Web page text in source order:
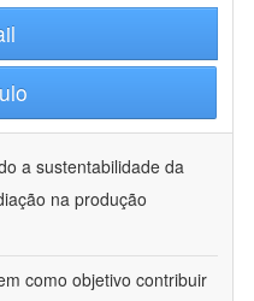
a sustentabilidade da
na produção
como objetivo contribuir